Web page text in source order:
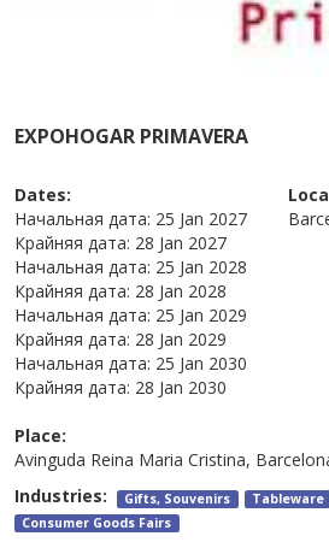
EXPOHOGAR PRIMAVERA
Dates:
Начальная дата: 25 Jan 2027
Крайняя дата: 28 Jan 2027
Начальная дата: 25 Jan 2028
Крайняя дата: 28 Jan 2028
Начальная дата: 25 Jan 2029
Крайняя дата: 28 Jan 2029
Начальная дата: 25 Jan 2030
Крайняя дата: 28 Jan 2030
Place:
Avinguda Reina Maria Cristina,
Industries: Gifts, Souvenirs Tableware
Consumer Goods Fairs